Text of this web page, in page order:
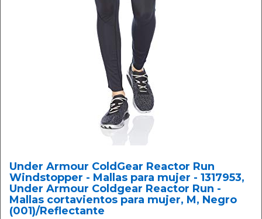
Under Armour ColdGear Reactor Run
Windstopper - Mallas para mujer - 1317953,
Under Armour Coldgear Reactor Run -
Mallas cortavientos para mujer, M, Negro
(001)/Reflectante